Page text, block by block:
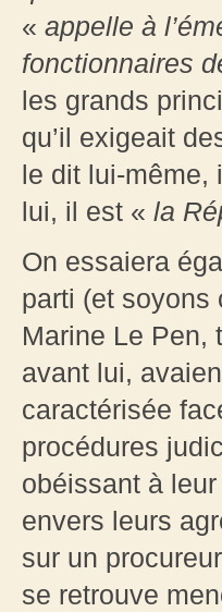
« appelle à
fonctionnaires
les grands
qu’il exigeait
le dit lui-même,
lui, il est « la
On essaiera
parti (et soyons
Marine Le Pen,
avant lui,
caractérisée
procédures
obéissant à
envers leurs
sur un
se retrouve